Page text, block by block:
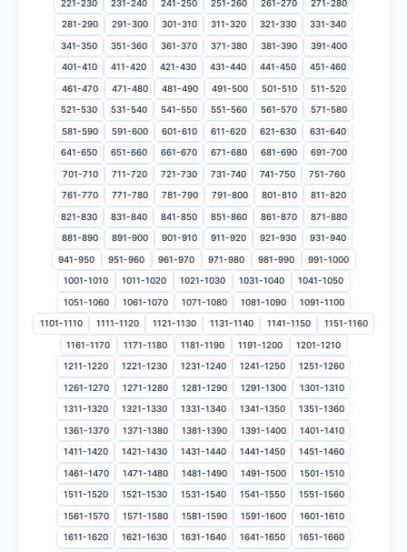
221-230 231-240 241-250 251-260 261-270 271-280
281-290 291-300 301-310 311-320 321-330 331-340
341-350 351-360 361-370 371-380 381-390 391-400
401-410 411-420 421-430 431-440 441-450 451-460
461-470 471-480 481-490 491-500 501-510 511-520
521-530 531-540 541-550 551-560 561-570 571-580
581-590 591-600 601-610 611-620 621-630 631-640
641-650 651-660 661-670 671-680 681-690 691-700
701-710 711-720 721-730 731-740 741-750 751-760
761-770 771-780 781-790 791-800 801-810 811-820
821-830 831-840 841-850 851-860 861-870 871-880
881-890 891-900 901-910 911-920 921-930 931-940
941-950 951-960 961-970 971-980 981-990 991-1000
1001-1010 1011-1020 1021-1030 1031-1040 1041-1050
1051-1060 1061-1070 1071-1080 1081-1090 1091-1100
1101-1110 1111-1120 1121-1130 1131-1140 1141-1150 1151-1160
1161-1170 1171-1180 1181-1190 1191-1200 1201-1210
1211-1220 1221-1230 1231-1240 1241-1250 1251-1260
1261-1270 1271-1280 1281-1290 1291-1300 1301-1310
1311-1320 1321-1330 1331-1340 1341-1350 1351-1360
1361-1370 1371-1380 1381-1390 1391-1400 1401-1410
1411-1420 1421-1430 1431-1440 1441-1450 1451-1460
1461-1470 1471-1480 1481-1490 1491-1500 1501-1510
1511-1520 1521-1530 1531-1540 1541-1550 1551-1560
1561-1570 1571-1580 1581-1590 1591-1600 1601-1610
1611-1620 1621-1630 1631-1640 1641-1650 1651-1660